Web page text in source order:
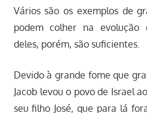
Vários são os exemplos de
podem colher na evolução
deles, porém, são suficientes.
Devido à grande fome que
Jacob levou o povo de Israel
seu filho José, que para lá